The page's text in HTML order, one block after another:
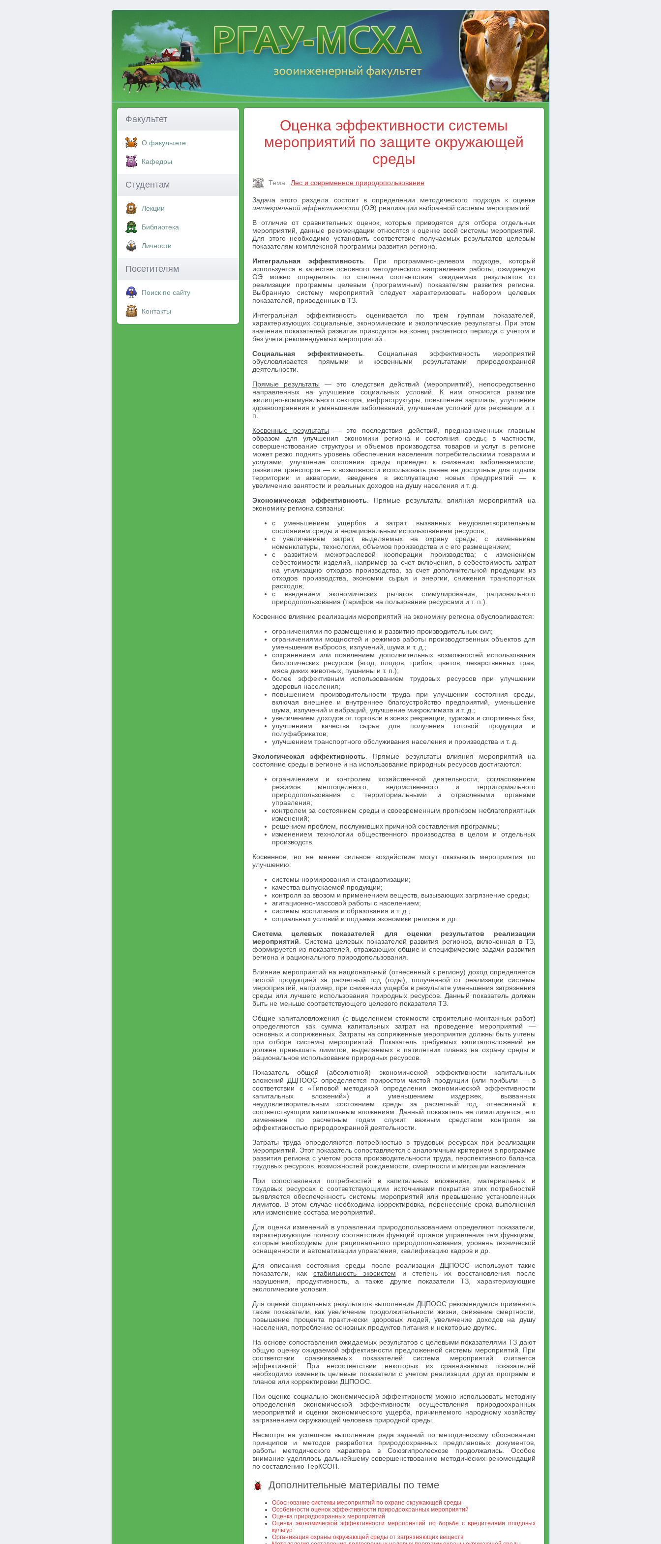
Факультет
О факультете
Кафедры
Студентам
Лекции
Библиотека
Личности
Посетителям
Поиск по сайту
Контакты
Оценка эффективности системы
мероприятий по защите окружающей
среды
Тема: Лес и современное природопользование
Задача этого раздела состоит в определении методического подхода к оценке
интегральной эффективности (ОЭ) реализации выбранной системы мероприятий.
В отличие от сравнительных оценок, которые приводятся для отбора отдельных
мероприятий, данные рекомендации относятся к оценке всей системы мероприятий.
Для этого необходимо установить соответствие получаемых результатов целевым
показателям комплексной программы развития региона.
Интегральная эффективность . При программно-целевом подходе, который
используется в качестве основного методического направления работы, ожидаемую
ОЭ можно определять по степени соответствия ожидаемых результатов от
реализации программы целевым (программным) показателям развития региона.
Выбранную систему мероприятий следует характеризовать набором целевых
показателей, приведенных в ТЗ.
Интегральная эффективность оценивается по трем группам показателей,
характеризующих социальные, экономические и экологические результаты. При этом
значения показателей развития приводятся на конец расчетного периода с учетом и
без учета рекомендуемых мероприятий.
Социальная эффективность . Социальная эффективность мероприятий
обусловливается прямыми и косвенными результатами природоохранной
деятельности.
Прямые результаты — это следствия действий (мероприятий), непосредственно
направленных на улучшение социальных условий. К ним относятся развитие
жилищно-коммунального сектора, инфраструктуры, повышение зарплаты, улучшение
здравоохранения и уменьшение заболеваний, улучшение условий для рекреации и т.
п.
Косвенные результаты — это последствия действий, предназначенных главным
образом для улучшения экономики региона и состояния среды; в частности,
совершенствование структуры и объемов производства товаров и услуг в регионе
может резко поднять уровень обеспечения населения потребительскими товарами и
услугами, улучшение состояния среды приведет к снижению заболеваемости,
развитие транспорта — к возможности использовать ранее не доступные для отдыха
территории и акватории, введение в эксплуатацию новых предприятий — к
увеличению занятости и реальных доходов на душу населения и т. д.
Экономическая эффективность . Прямые результаты влияния мероприятий на
экономику региона связаны:
с уменьшением ущербов и затрат, вызванных неудовлетворительным
состоянием среды и нерациональным использованием ресурсов;
с увеличением затрат, выделяемых на охрану среды; с изменением
номенклатуры, технологии, объемов производства и с его размещением;
с развитием межотраслевой кооперации производства; с изменением
себестоимости изделий, например за счет включения, в себестоимость затрат
на утилизацию отходов производства, за счет дополнительной продукции из
отходов производства, экономии сырья и энергии, снижения транспортных
расходов;
с введением экономических рычагов стимулирования, рационального
природопользования (тарифов на пользование ресурсами и т. п.).
Косвенное влияние реализации мероприятий на экономику региона обусловливается:
ограничениями по размещению и развитию производительных сил;
ограничениями мощностей и режимов работы производственных объектов для
уменьшения выбросов, излучений, шума и т. д.;
сохранением или появлением дополнительных возможностей использования
биологических ресурсов (ягод, плодов, грибов, цветов, лекарственных трав,
мяса диких животных, пушнины и т. п.);
более эффективным использованием трудовых ресурсов при улучшении
здоровья населения;
повышением производительности труда при улучшении состояния среды,
включая внешнее и внутреннее благоустройство предприятий, уменьшение
шума, излучений и вибраций, улучшение микроклимата и т. д.;
увеличением доходов от торговли в зонах рекреации, туризма и спортивных баз;
улучшением качества сырья для получения готовой продукции и
полуфабрикатов;
улучшением транспортного обслуживания населения и производства и т. д.
Экологическая эффективность . Прямые результаты влияния мероприятий на
состояние среды в регионе и на использование природных ресурсов достигаются:
ограничением и контролем хозяйственной деятельности; согласованием
режимов многоцелевого, ведомственного и территориального
природопользования с территориальными и отраслевыми органами
управления;
контролем за состоянием среды и своевременным прогнозом неблагоприятных
изменений;
решением проблем, послуживших причиной составления программы;
изменением технологии общественного производства в целом и отдельных
производств.
Косвенное, но не менее сильное воздействие могут оказывать мероприятия по
улучшению:
системы нормирования и стандартизации;
качества выпускаемой продукции;
контроля за ввозом и применением веществ, вызывающих загрязнение среды;
агитационно-массовой работы с населением;
системы воспитания и образования и т. д.;
социальных условий и подъема экономики региона и др.
Система целевых показателей для оценки результатов реализации
мероприятий . Система целевых показателей развития регионов, включенная в ТЗ,
формируется из показателей, отражающих общие и специфические задачи развития
региона и рационального природопользования.
Влияние мероприятий на национальный (отнесенный к региону) доход определяется
чистой продукцией за расчетный год (годы), полученной от реализации системы
мероприятий, например, при снижении ущерба в результате уменьшения загрязнения
среды или лучшего использования природных ресурсов. Данный показатель должен
быть не меньше соответствующего целевого показателя ТЗ.
Общие капиталовложения (с выделением стоимости строительно-монтажных работ)
определяются как сумма капитальных затрат на проведение мероприятий —
основных и сопряженных. Затраты на сопряженные мероприятия должны быть учтены
при отборе системы мероприятий. Показатель требуемых капиталовложений не
должен превышать лимитов, выделяемых в пятилетних планах на охрану среды и
рациональное использование природных ресурсов.
Показатель общей (абсолютной) экономической эффективности капитальных
вложений ДЦПООС определяется приростом чистой продукции (или прибыли — в
соответствии с «Типовой методикой определения экономической эффективности
капитальных вложений») и уменьшением издержек, вызванных
неудовлетворительным состоянием среды за расчетный год, отнесенный к
соответствующим капитальным вложениям. Данный показатель не лимитируется, его
изменение по расчетным годам служит важным средством контроля за
эффективностью природоохранной деятельности.
Затраты труда определяются потребностью в трудовых ресурсах при реализации
мероприятий. Этот показатель сопоставляется с аналогичным критерием в программе
развития региона с учетом роста производительности труда, перспективного баланса
трудовых ресурсов, возможностей рождаемости, смертности и миграции населения.
При сопоставлении потребностей в капитальных вложениях, материальных и
трудовых ресурсах с соответствующими источниками покрытия этих потребностей
выявляется обеспеченность системы мероприятий или превышение установленных
лимитов. В этом случае необходима корректировка, перенесение срока выполнения
или изменение состава мероприятий.
Для оценки изменений в управлении природопользованием определяют показатели,
характеризующие полноту соответствия функций органов управления тем функциям,
которые необходимы для рационального природопользования, уровень технической
оснащенности и автоматизации управления, квалификацию кадров и др.
Для описания состояния среды после реализации ДЦПООС используют такие
показатели, как стабильность экосистем и степень их восстановления после
нарушения, продуктивность, а также другие показатели ТЗ, характеризующие
экологические условия.
Для оценки социальных результатов выполнения ДЦПООС рекомендуется применять
такие показатели, как увеличение продолжительности жизни, снижение смертности,
повышение процента практически здоровых людей, увеличение доходов на душу
населения, потребление основных продуктов питания и некоторые другие.
На основе сопоставления ожидаемых результатов с целевыми показателями ТЗ дают
общую оценку ожидаемой эффективности предложенной системы мероприятий. При
соответствии сравниваемых показателей система мероприятий считается
эффективной. При несоответствии некоторых из сравниваемых показателей
необходимо изменить целевые показатели с учетом реализации других программ и
планов или корректировки ДЦПООС.
При оценке социально-экономической эффективности можно использовать методику
определения экономической эффективности осуществления природоохранных
мероприятий и оценки экономического ущерба, причиняемого народному хозяйству
загрязнением окружающей человека природной среды.
Несмотря на успешное выполнение ряда заданий по методическому обоснованию
принципов и методов разработки природоохранных предплановых документов,
работы методического характера в Союзгипролесхозе продолжались. Особое
внимание уделялось дальнейшему совершенствованию методических рекомендаций
по составлению ТерКСОП.
Дополнительные материалы по теме
Обоснование системы мероприятий по охране окружающей среды
Особенности оценок эффективности природоохранных мероприятий
Оценка природоохранных мероприятий
Оценка экономической эффективности мероприятий по борьбе с вредителями плодовых
культур
Организация охраны окружающей среды от загрязняющих веществ